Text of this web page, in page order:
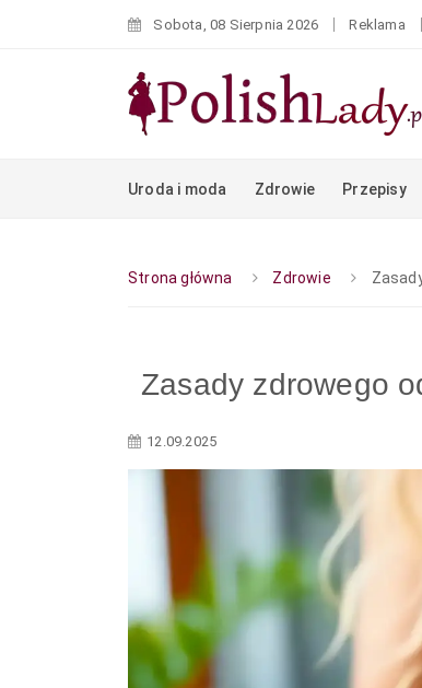
Sobota, 08 Sierpnia 2026 Reklama
Uroda i moda Zdrowie Przepisy
Strona główna Zdrowie
Zasady zdrowego
12.09.2025